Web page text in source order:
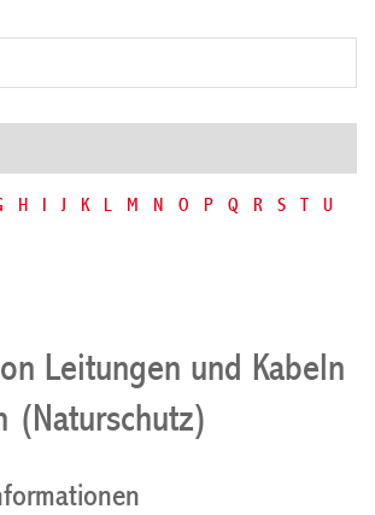
H I J K L M N O P Q R S T
U
Leitungen und Kabeln
(Naturschutz)